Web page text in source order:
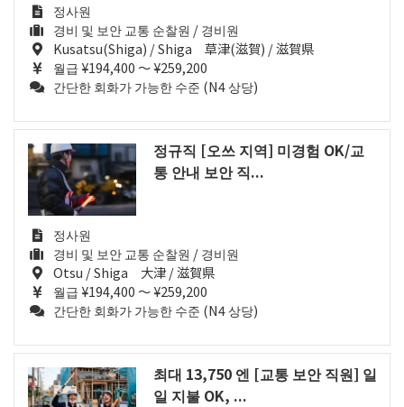
정사원
경비 및 보안 교통 순찰원 / 경비원
Kusatsu(Shiga) / Shiga 草津(滋賀) / 滋賀県
월급 ¥194,400 ～ ¥259,200
간단한 회화가 가능한 수준 (N4 상당)
정규직 [오쓰 지역] 미경험 OK/교
통 안내 보안 직...
정사원
경비 및 보안 교통 순찰원 / 경비원
Otsu / Shiga 大津 / 滋賀県
월급 ¥194,400 ～ ¥259,200
간단한 회화가 가능한 수준 (N4 상당)
최대 13,750 엔 [교통 보안 직원] 일
일 지불 OK, ...